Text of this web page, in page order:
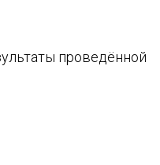
проведённой